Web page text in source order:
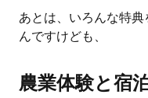
あとは、いろんな特
んですけども、
農業体験と宿